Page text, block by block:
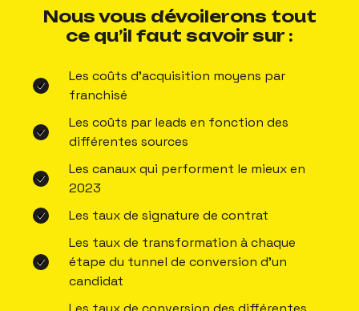
Nous vous dévoilerons tout
ce qu’il faut savoir sur :
Les coûts d’acquisition moyens par
franchisé
Les coûts par leads en fonction des
différentes sources
Les canaux qui performent le mieux en
2023
Les taux de signature de contrat
Les taux de transformation à chaque
étape du tunnel de conversion d'un
candidat